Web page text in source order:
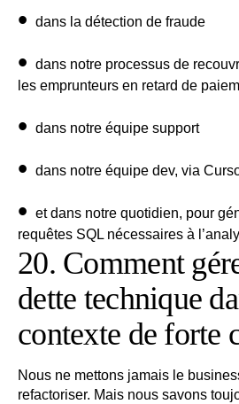
dans la détection de fraude
dans notre processus de
les emprunteurs en retard de
dans notre équipe support
dans notre équipe dev, via
et dans notre quotidien, pour
requêtes SQL nécessaires à
20. Comment
dette technique
contexte de forte
Nous ne mettons jamais le
refactoriser. Mais nous savons